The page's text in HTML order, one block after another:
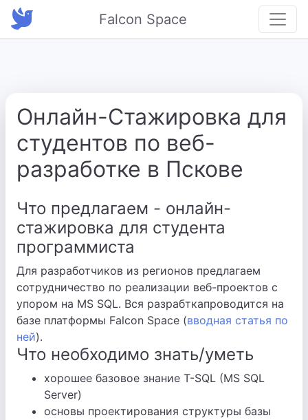
Falcon Space
Онлайн-Стажировка для
студентов по веб-
разработке в Пскове
Что предлагаем - онлайн-
стажировка для студента
программиста
Для разработчиков из регионов предлагаем
сотрудничество по реализации веб-проектов с
упором на MS SQL. Вся разрабткапроводится на
базе платформы Falcon Space (вводная статья по
ней).
Что необходимо знать/уметь
хорошее базовое знание T-SQL (MS SQL
Server)
основы проектирования структуры базы